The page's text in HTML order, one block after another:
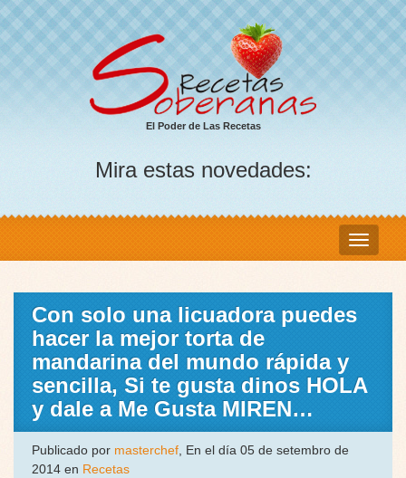
El Poder de Las Recetas
Mira estas novedades:
Con solo una licuadora puedes
hacer la mejor torta de
mandarina del mundo rápida y
sencilla, Si te gusta dinos HOLA
y dale a Me Gusta MIREN…
Publicado por masterchef, En el día 05 de setembro de
2014 en Recetas